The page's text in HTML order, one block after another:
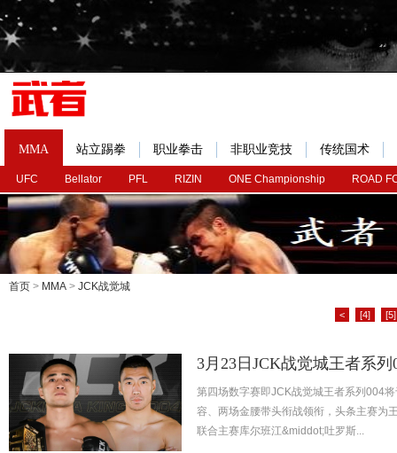
MMA
UFC Bellator PFL RIZIN ONE Championship ROAD
站立踢拳 职业拳击 非职业竞技 传统国术
首页 > MMA > JCK战觉城
< [4] [5]
3月23日JCK战觉城王者系
第四场数字赛即JCK战觉城王者系列004
容、两场金腰带头衔战领衔，头条主赛为
联合主赛库尔班江&middot;吐罗斯...